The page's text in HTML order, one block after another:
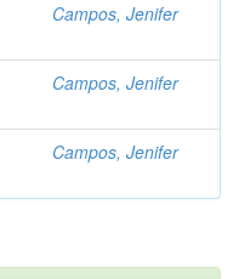
Campos, Jenifer
Campos, Jenifer
Campos, Jenifer